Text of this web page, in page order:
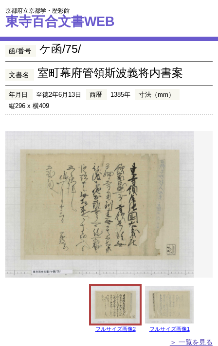
京都府立京都学・歴彩館
東寺百合文書WEB
函/番号 ケ函/75/
文書名 室町幕府管領斯波義将内書案
年月日 至徳2年6月13日 西暦 1385年
寸法（mm）
縦296 x 横409
フルサイズ画像2 フルサイズ画像1
＞ 一覧を見る